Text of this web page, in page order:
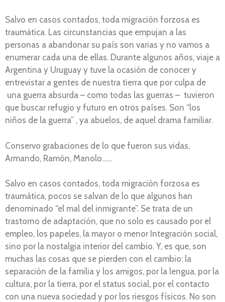
Salvo en casos contados, toda migración forzosa es
traumática. Las circunstancias que empujan a las
personas a abandonar su país son varias y no vamos a
enumerar cada una de ellas. Durante algunos años, viaje a
Argentina y Uruguay y tuve la ocasión de conocer y
entrevistar a gentes de nuestra tierra que por culpa de
una guerra absurda – como todas las guerras – tuvieron
que buscar refugio y futuro en otros países. Son “los
niños de la guerra” , ya abuelos, de aquel drama familiar.
Conservo grabaciones de lo que fueron sus vidas,
Armando, Ramón, Manolo……
Salvo en casos contados, toda migración forzosa es
traumática, pocos se salvan de lo que algunos han
denominado “el mal del inmigrante”. Se trata de un
trastorno de adaptación, que no solo es causado por el
empleo, los papeles, la mayor o menor Integración social,
sino por la nostalgia interior del cambio. Y, es que, son
muchas las cosas que se pierden con el cambio: la
separación de la familia y los amigos, por la lengua, por la
cultura, por la tierra, por el status social, por el contacto
con una nueva sociedad y por los riesgos físicos. No son